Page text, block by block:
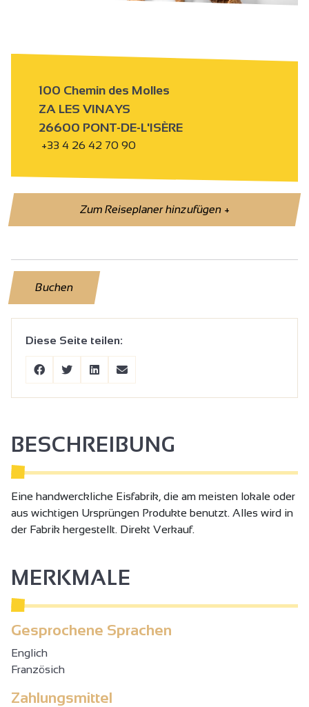
100 Chemin des Molles
ZA LES VINAYS
26600 PONT-DE-L'ISÈRE
+33 4 26 42 70 90
Zum Reiseplaner hinzufügen+
Buchen
Diese Seite teilen:
BESCHREIBUNG
Eine handwerckliche Eisfabrik, die am meisten lokale oder
aus wichtigen Ursprüngen Produkte benutzt. Alles wird in
der Fabrik hergestellt. Direkt Verkauf.
MERKMALE
Gesprochene Sprachen
Englich
Französich
Zahlungsmittel